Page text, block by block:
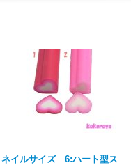
ネイルサイズ 6:ハート型ス